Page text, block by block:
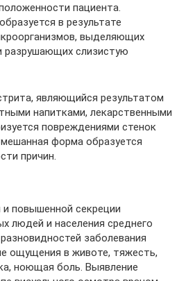
пациента.
в результате
выделяющих
разрушающих слизистую
являющийся результатом
напитками, лекарственными
повреждениями стенок
форма образуется
причин.
и повышенной секреции
людей и населения среднего
заболевания
ощущения в животе, тяжесть,
ноющая боль. Выявление